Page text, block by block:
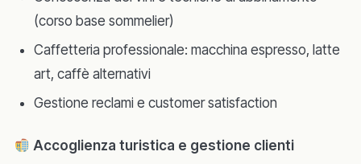
(corso base sommelier)
Caffetteria professionale: macchina espresso, latte
art, caffè alternativi
Gestione reclami e customer satisfaction
Accoglienza turistica e gestione clienti